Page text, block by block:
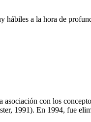
a la hora de
con los
1991). En 1994, fue